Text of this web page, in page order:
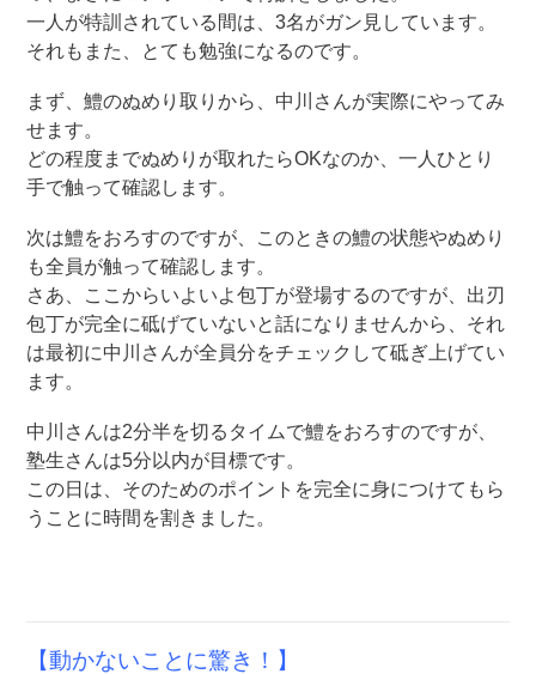
一人が特訓されている間は、3名がガン見しています。
それもまた、とても勉強になるのです。
まず、鱧のぬめり取りから、中川さんが実際にやってみ
せます。
どの程度までぬめりが取れたらOKなのか、一人ひとり
手で触って確認します。
次は鱧をおろすのですが、このときの鱧の状態やぬめり
も全員が触って確認します。
さあ、ここからいよいよ包丁が登場するのですが、出刃
包丁が完全に砥げていないと話になりませんから、それ
は最初に中川さんが全員分をチェックして砥ぎ上げてい
ます。
中川さんは2分半を切るタイムで鱧をおろすのですが、
塾生さんは5分以内が目標です。
この日は、そのためのポイントを完全に身につけてもら
うことに時間を割きました。
【動かないことに驚き！】